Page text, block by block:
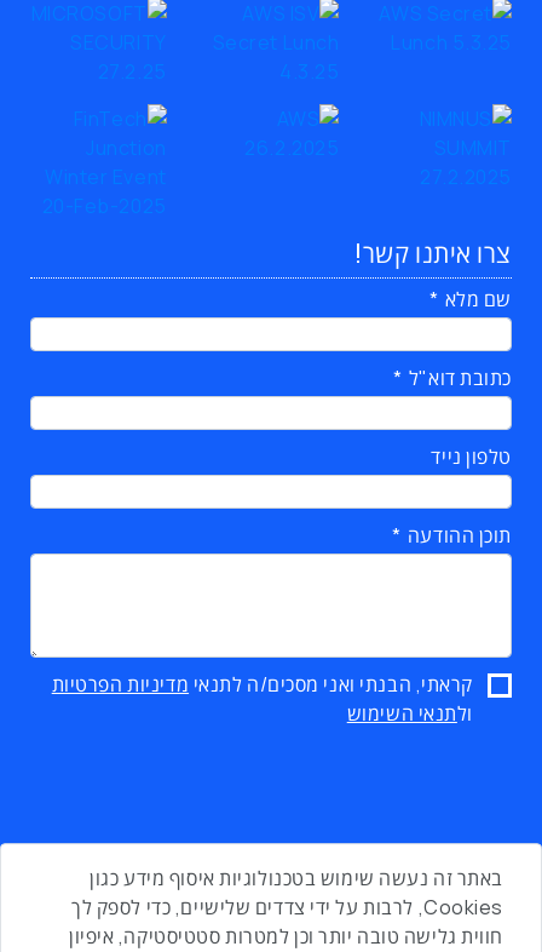
צרו איתנו קשר!
שם מלא
כתובת דוא"ל
טלפון נייד
תוכן ההודעה
קראתי, הבנתי ואני מסכים/ה לתנאי מדיניות הפרטיות
ולתנאי השימוש
באתר זה נעשה שימוש בטכנולוגיות איסוף מידע כגון
Cookies, לרבות על ידי צדדים שלישיים, כדי לספק לך
חווית גלישה טובה יותר וכן למטרות סטטיסטיקה, איפיון